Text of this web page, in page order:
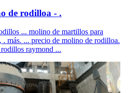
de rodilloa - .
... molino de martillos para
. más. ... precio de molino de rodilloa.
raymond ...